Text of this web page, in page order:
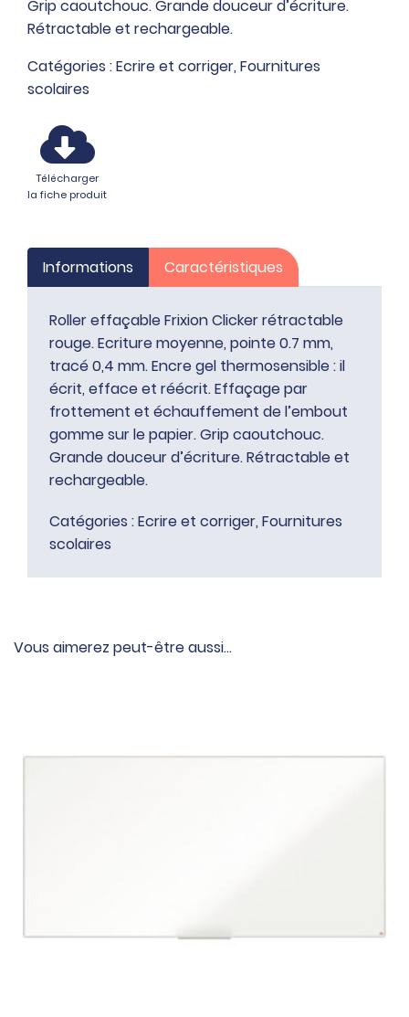
Grip caoutchouc. Grande douceur d’écriture.
Rétractable et rechargeable.
Catégories :Ecrire et corriger, Fournitures
scolaires
Télécharger
la fiche produit
Informations Caractéristiques
Roller effaçable Frixion Clicker rétractable
rouge. Ecriture moyenne, pointe 0.7 mm,
tracé 0,4 mm. Encre gel thermosensible : il
écrit, efface et réécrit. Effaçage par
frottement et échauffement de l’embout
gomme sur le papier. Grip caoutchouc.
Grande douceur d’écriture. Rétractable et
rechargeable.
Catégories :Ecrire et corriger, Fournitures
scolaires
Vous aimerez peut-être aussi…